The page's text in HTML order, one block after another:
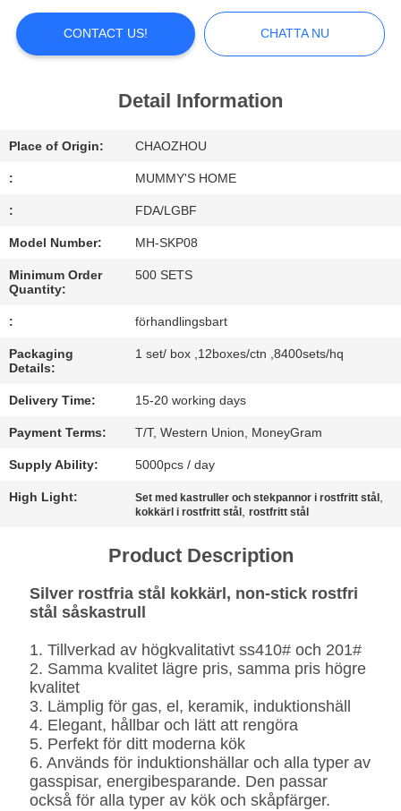
FACTORY
TOUR
CONTROL
CONTACT
US
NEWS
ALL
CASES
SITEMAP
INTEGRITETSPOLICY
CONTACT US! CHATTA NU
Detail Information
Place of Origin: CHAOZHOU
: MUMMY'S HOME
: FDA/LGBF
Model Number: MH-SKP08
Minimum Order
Quantity:
500 SETS
: förhandlingsbart
Packaging
Details:
1 set/ box ,12boxes/ctn ,8400sets/hq
Delivery Time: 15-20 working days
Payment Terms: T/T, Western Union, MoneyGram
Supply Ability: 5000pcs / day
High Light: Set med kastruller och stekpannor i rostfritt stål
kokkärl i rostfritt stål ,rostfritt stål
Product Description
Silver rostfria stål kokkärl, non-stick rostfri
stål såskastrull
1. Tillverkad av högkvalitativt ss410# och 201#
2. Samma kvalitet lägre pris, samma pris högre
kvalitet
3. Lämplig för gas, el, keramik, induktionshäll
4. Elegant, hållbar och lätt att rengöra
5. Perfekt för ditt moderna kök
6. Används för induktionshällar och alla typer av
gasspisar, energibesparande. Den passar
också för alla typer av kök och skåpfärger.